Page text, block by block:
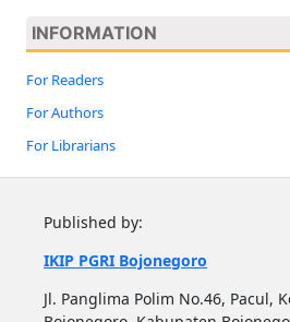
INFORMATION
For Readers
For Authors
For Librarians
Published by:
IKIP PGRI Bojonegoro
Jl. Panglima Polim No.46, Pacul,